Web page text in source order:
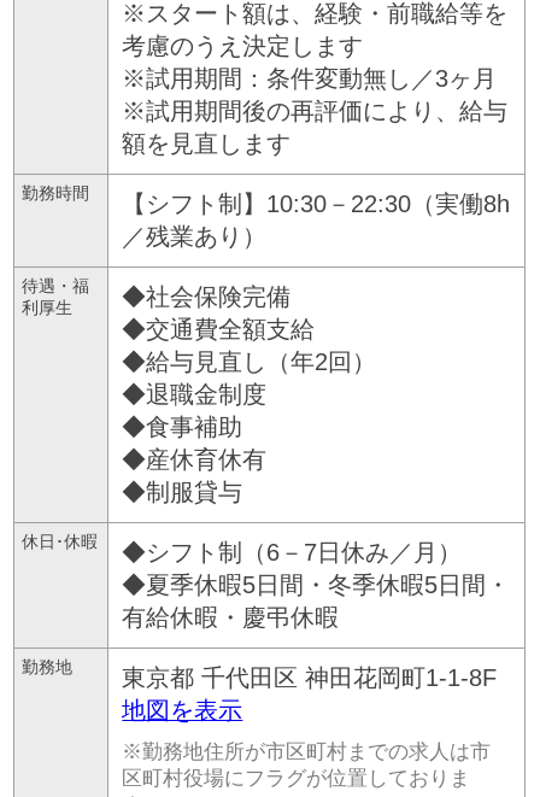
※スタート額は、経験・前職給等を
考慮のうえ決定します
※試用期間：条件変動無し／3ヶ月
※試用期間後の再評価により、給与
額を見直します
勤務時間
【シフト制】10:30－22:30（実働8h
／残業あり）
待遇・福
利厚生
◆社会保険完備
◆交通費全額支給
◆給与見直し（年2回）
◆退職金制度
◆食事補助
◆産休育休有
◆制服貸与
休日･休暇
◆シフト制（6－7日休み／月）
◆夏季休暇5日間・冬季休暇5日間・
有給休暇・慶弔休暇
勤務地 東京都 千代田区 神田花岡町1-1-8F
地図を表示
※勤務地住所が市区町村までの求人は市
区町村役場にフラグが位置しておりま